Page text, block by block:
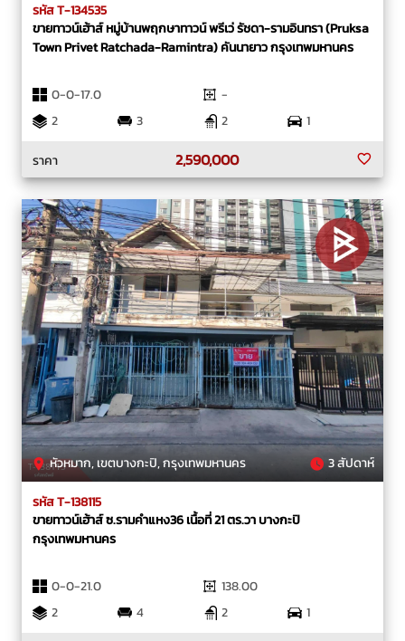
รหัส T-134535
ขายทาวน์เฮ้าส์ หมู่บ้านพฤกษาทาวน์ พรีเว่ รัชดา-รามอินทรา (Pruksa
Town Privet Ratchada-Ramintra) คันนายาว กรุงเทพมหานคร
0-0-17.0
-
2
3 2
1
ราคา
2,590,000
หัวหมาก, เขตบางกะปิ, กรุงเทพมหานคร 3 สัปดาห์
รหัส T-138115
ขายทาวน์เฮ้าส์ ซ.รามคำแหง36 เนื้อที่ 21 ตร.วา บางกะปิ
กรุงเทพมหานคร
0-0-21.0
138.00
2
4 2
1